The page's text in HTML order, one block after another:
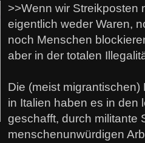
>>Wenn wir Streikposten
eigentlich weder Waren,
noch Menschen
aber in der totalen
Die (meist
in Italien haben es in den
geschafft, durch militante
menschenunwürdigen